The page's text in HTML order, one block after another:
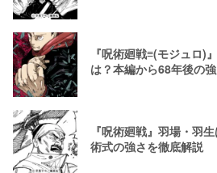
『呪術廻戦≡(モジュロ)
は？本編から68年後の
『呪術廻戦』羽場・羽
術式の強さを徹底解説